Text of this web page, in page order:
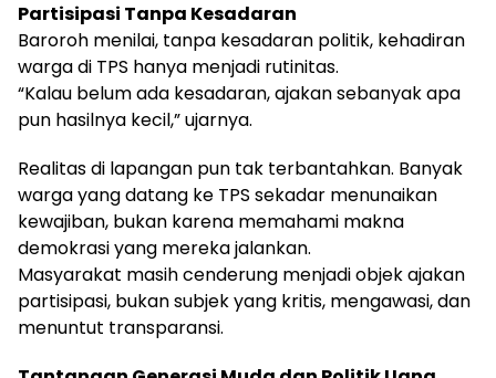
Partisipasi Tanpa Kesadaran
Baroroh menilai, tanpa kesadaran politik, kehadiran
warga di TPS hanya menjadi rutinitas.
“Kalau belum ada kesadaran, ajakan sebanyak apa
pun hasilnya kecil,” ujarnya.
Realitas di lapangan pun tak terbantahkan. Banyak
warga yang datang ke TPS sekadar menunaikan
kewajiban, bukan karena memahami makna
demokrasi yang mereka jalankan.
Masyarakat masih cenderung menjadi objek ajakan
partisipasi, bukan subjek yang kritis, mengawasi, dan
menuntut transparansi.